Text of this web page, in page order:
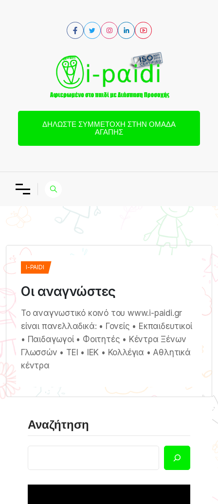
ΔΗΛΏΣΤΕ ΣΥΜΜΕΤΟΧΉ ΣΤΗΝ ΟΜΆΔΑ
ΑΓΆΠΗΣ
I-PAIDI
Οι αναγνώστες
Το αναγνωστικό κοινό του www.i-paidi.gr
είναι πανελλαδικά: • Γονείς • Εκπαιδευτικοί
• Παιδαγωγοί • Φοιτητές • Κέντρα Ξένων
Γλωσσών • ΤΕΙ • ΙΕΚ • Κολλέγια • Αθλητικά
κέντρα
Αναζήτηση